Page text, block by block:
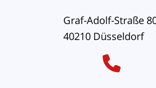
Graf-Adolf-Straße
40210 Düsseldorf